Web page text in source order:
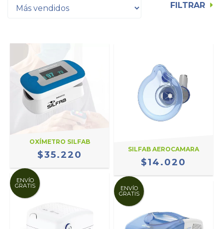
FILTRAR
OXÍMETRO SILFAB
$35.220
SILFAB AEROCAMARA
$14.020
ENVÍO
GRATIS ENVÍO
GRATIS